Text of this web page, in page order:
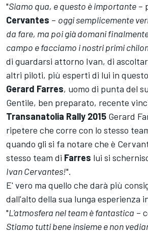
"Siamo qua, e questo è importante –
Cervantes – oggi semplicemente
da fare, ma poi già domani
campo e facciamo i nostri primi
di guardarsi attorno Ivan, di
altri piloti, più esperti di lui in
Gerard Farres, uomo di punta del
Gentile, ben preparato, recente
Transanatolia Rally 2015 Gerard
ripetere che corre con lo stesso
quando gli si fa notare che è
stesso team di Farres lui si
Ivan Cervantes!".
E' vero ma quello che darà più
dall'alto della sua lunga esperienza
"L'atmosfera nel team è fantastica –
Stiamo tutti bene insieme e non